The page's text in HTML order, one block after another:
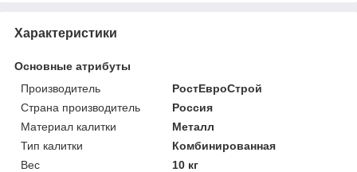
Характеристики
Основные атрибуты
Производитель
РостЕвроСтрой
Страна производитель
Россия
Материал калитки
Металл
Тип калитки
Комбинированная
Вес
10 кг